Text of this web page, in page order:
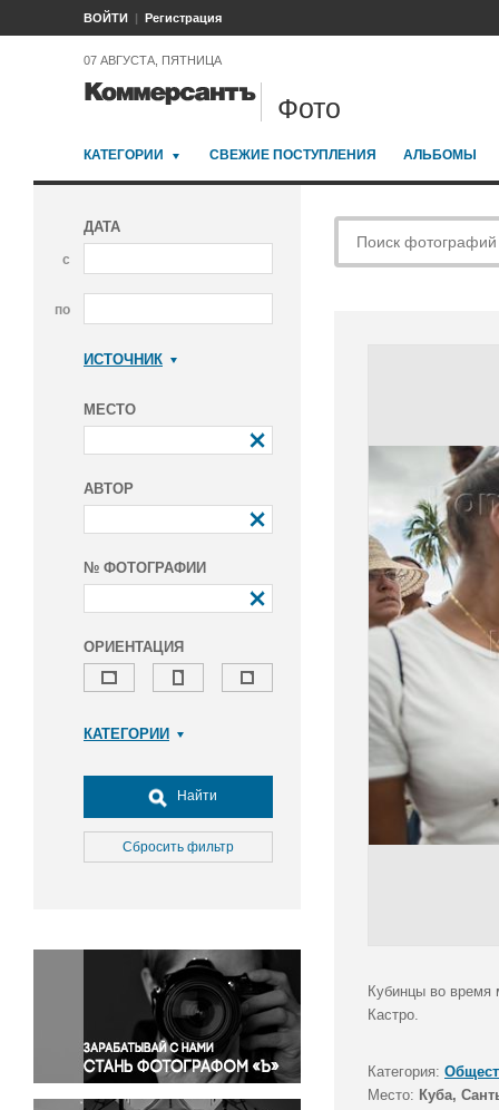
ВОЙТИ Регистрация
07 АВГУСТА, ПЯТНИЦА
Фото
КАТЕГОРИИ СВЕЖИЕ ПОСТУПЛЕНИЯ АЛЬБОМЫ
ДАТА
с
по
ИСТОЧНИК
МЕСТО
АВТОР
№ ФОТОГРАФИИ
ОРИЕНТАЦИЯ
КАТЕГОРИИ
Досуг, туризм и отдых
Культура
Медицина
Окружающая среда
Политика
Правосудие
Происшествия и конфликты
Религия
Светская жизнь
Найти
Сбросить фильтр
Кубинцы во время
Кастро.
Категория:
Место: Куба,